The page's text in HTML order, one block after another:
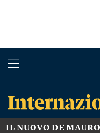
IL NUOVO DE MAURO